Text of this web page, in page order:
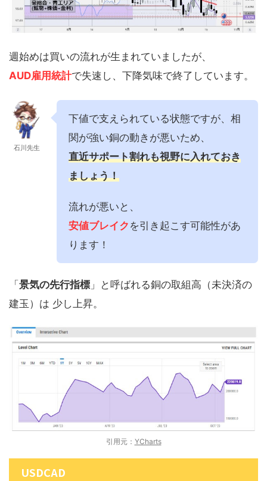
週始めは買いの流れが生まれていましたが、
AUD雇用統計で失速し、下降気味で終了しています。
石川先生
下値で支えられている状態ですが、相
関が強い銅の動きが悪いため、
直近サポート割れも視野に入れておき
ましょう！
流れが悪いと、
安値ブレイク を引き起こす可能性があ
ります！
「景気の先行指標 」と呼ばれる銅の取組高（未決済の
建玉）は 少し上昇。
引用元： YCharts
USDCAD